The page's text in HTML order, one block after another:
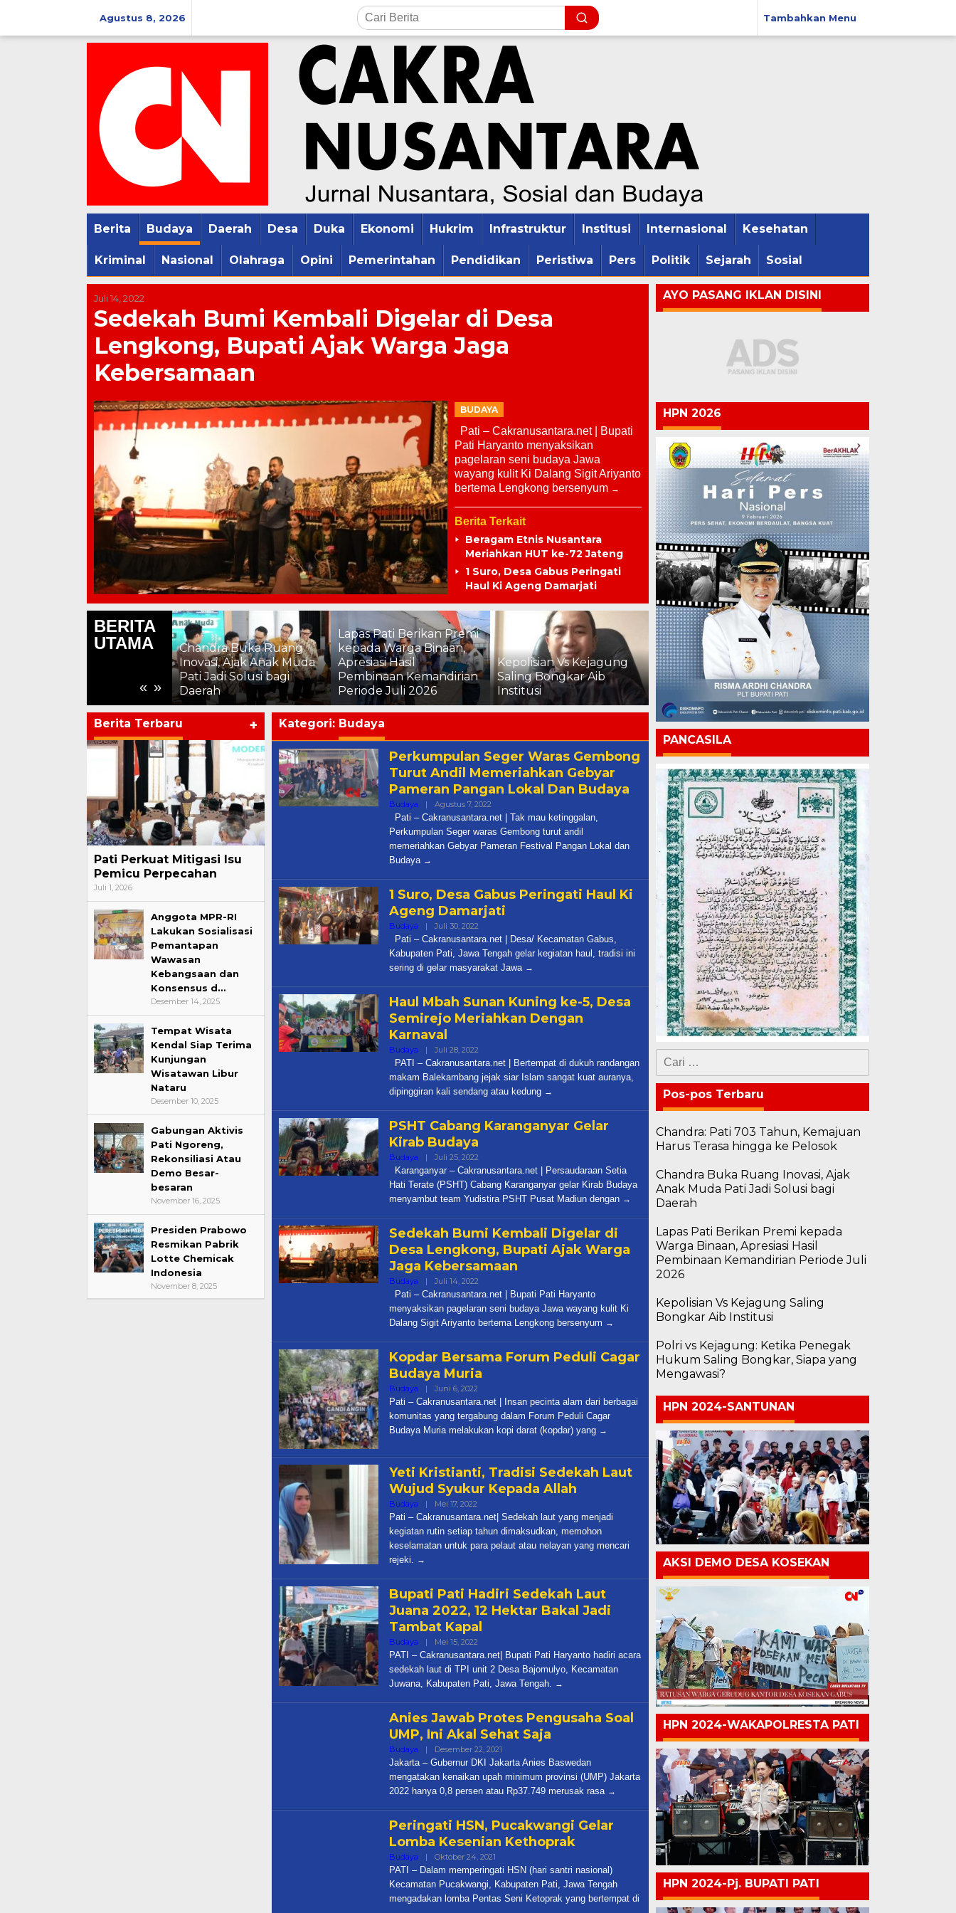
konten
Agustus 8, 2026 Tambahkan Menu
Berita Budaya Daerah Desa Duka Ekonomi Hukrim Infrastruktur Institusi Internasional Kesehatan
Kriminal Nasional Olahraga Opini Pemerintahan Pendidikan Peristiwa Pers Politik Sejarah Sosial
Juli 14, 2022
Sedekah Bumi Kembali Digelar di Desa
Lengkong, Bupati Ajak Warga Jaga
Kebersamaan
BUDAYA
Pati – Cakranusantara.net | Bupati
Pati Haryanto menyaksikan
pagelaran seni budaya Jawa
wayang kulit Ki Dalang Sigit Ariyanto
bertema Lengkong bersenyum
Berita Terkait
Beragam Etnis Nusantara
Meriahkan HUT ke-72 Jateng
1 Suro, Desa Gabus Peringati
Haul Ki Ageng Damarjati
BERITA
UTAMA
« »
Chandra Buka Ruang
Inovasi, Ajak Anak Muda
Pati Jadi Solusi bagi
Daerah
Lapas Pati Berikan Premi
kepada Warga Binaan,
Apresiasi Hasil
Pembinaan Kemandirian
Periode Juli 2026
Kepolisian Vs Kejagung
Saling Bongkar Aib
Institusi
Polri vs Kejagung: Ketika
Penegak Hukum Saling
Bongkar, Siapa yang
Mengawasi?
Chandra: Pati 703
Kemajuan Harus Terasa
hingga ke Pelosok
Berita Terbaru +
Pati Perkuat Mitigasi Isu
Pemicu Perpecahan
Juli 1, 2026
Anggota MPR-RI
Lakukan Sosialisasi
Pemantapan
Wawasan
Kebangsaan dan
Konsensus d…
Desember 14, 2025
Tempat Wisata
Kendal Siap Terima
Kunjungan
Wisatawan Libur
Nataru
Desember 10, 2025
Gabungan Aktivis
Pati Ngoreng,
Rekonsiliasi Atau
Demo Besar-
besaran
November 16, 2025
Presiden Prabowo
Resmikan Pabrik
Lotte Chemicak
Indonesia
November 8, 2025
Kategori: Budaya
Perkumpulan Seger Waras Gembong
Turut Andil Memeriahkan Gebyar
Pameran Pangan Lokal Dan Budaya
Budaya | Agustus 7, 2022
Cakra
Pati – Cakranusantara.net | Tak mau ketinggalan,
Perkumpulan Seger waras Gembong turut andil
memeriahkan Gebyar Pameran Festival Pangan Lokal dan
Budaya
1 Suro, Desa Gabus Peringati Haul Ki
Ageng Damarjati
Budaya | Juli 30, 2022
Pati – Cakranusantara.net | Desa/ Kecamatan Gabus,
Kabupaten Pati, Jawa Tengah gelar kegiatan haul, tradisi ini
sering di gelar masyarakat Jawa
Haul Mbah Sunan Kuning ke-5, Desa
Semirejo Meriahkan Dengan
Karnaval
Budaya | Juli 28, 2022
PATI – Cakranusantara.net | Bertempat di dukuh randangan
makam Balekambang jejak siar Islam sangat kuat auranya,
dipinggiran kali sendang atau kedung
PSHT Cabang Karanganyar Gelar
Kirab Budaya
Budaya | Juli 25, 2022
Karanganyar – Cakranusantara.net | Persaudaraan Setia
Hati Terate (PSHT) Cabang Karanganyar gelar Kirab Budaya
menyambut team Yudistira PSHT Pusat Madiun dengan
Sedekah Bumi Kembali Digelar di
Desa Lengkong, Bupati Ajak Warga
Jaga Kebersamaan
Budaya | Juli 14, 2022
Pati – Cakranusantara.net | Bupati Pati Haryanto
menyaksikan pagelaran seni budaya Jawa wayang kulit Ki
Dalang Sigit Ariyanto bertema Lengkong bersenyum
Kopdar Bersama Forum Peduli Cagar
Budaya Muria
Budaya | Juni 6, 2022
Cakra
Pati – Cakranusantara.net | Insan pecinta alam dari berbagai
komunitas yang tergabung dalam Forum Peduli Cagar
Budaya Muria melakukan kopi darat (kopdar) yang
Yeti Kristianti, Tradisi Sedekah Laut
Wujud Syukur Kepada Allah
Budaya | Mei 17, 2022
Cakra
Pati – Cakranusantara.net| Sedekah laut yang menjadi
kegiatan rutin setiap tahun dimaksudkan, memohon
keselamatan untuk para pelaut atau nelayan yang mencari
rejeki.
Bupati Pati Hadiri Sedekah Laut
Juana 2022, 12 Hektar Bakal Jadi
Tambat Kapal
Budaya | Mei 15, 2022
PATI – Cakranusantara.net| Bupati Pati Haryanto hadiri acara
sedekah laut di TPI unit 2 Desa Bajomulyo, Kecamatan
Juwana, Kabupaten Pati, Jawa Tengah.
Anies Jawab Protes Pengusaha Soal
UMP, Ini Akal Sehat Saja
Budaya | Desember 22, 2021
Cakra
Jakarta – Gubernur DKI Jakarta Anies Baswedan
mengatakan kenaikan upah minimum provinsi (UMP) Jakarta
2022 hanya 0,8 persen atau Rp37.749 merusak rasa
Peringati HSN, Pucakwangi Gelar
Lomba Kesenian Kethoprak
Budaya | Oktober 24, 2021
Cakra
PATI – Dalam memperingati HSN (hari santri nasional)
Kecamatan Pucakwangi, Kabupaten Pati, Jawa Tengah
mengadakan lomba Pentas Seni Ketoprak yang bertempat di
AYO PASANG IKLAN DISINI
HPN 2026
PANCASILA
Cari
untuk:
Pos-pos Terbaru
Chandra: Pati 703 Tahun, Kemajuan
Harus Terasa hingga ke Pelosok
Chandra Buka Ruang Inovasi, Ajak
Anak Muda Pati Jadi Solusi bagi
Daerah
Lapas Pati Berikan Premi kepada
Warga Binaan, Apresiasi Hasil
Pembinaan Kemandirian Periode Juli
2026
Kepolisian Vs Kejagung Saling
Bongkar Aib Institusi
Polri vs Kejagung: Ketika Penegak
Hukum Saling Bongkar, Siapa yang
Mengawasi?
HPN 2024-SANTUNAN
AKSI DEMO DESA KOSEKAN
HPN 2024-WAKAPOLRESTA PATI
HPN 2024-Pj. BUPATI PATI